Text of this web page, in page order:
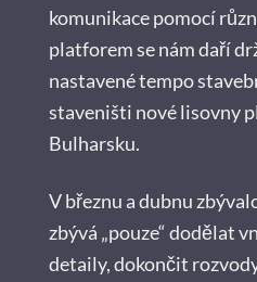
komunikace pomocí
platforem se nám daří
nastavené tempo
staveništi nové lisovny
Bulharsku.
V březnu a dubnu
zbývá „pouze“ dodělat
detaily, dokončit